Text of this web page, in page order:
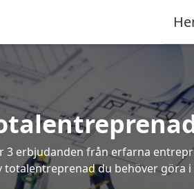
erbjudanden från erfarna
du behöver göra i